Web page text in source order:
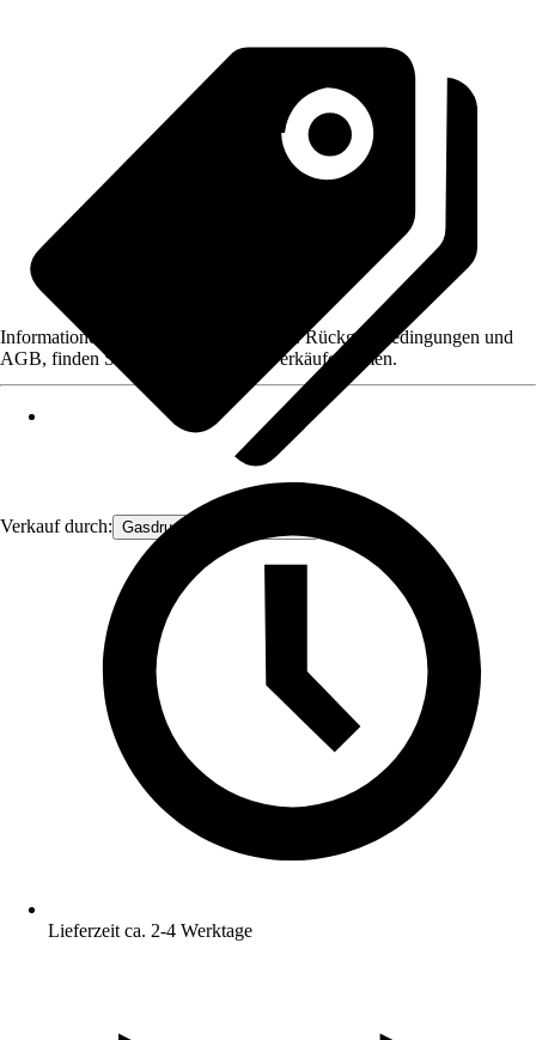
Verkauf durch: Gasdruckfeder Großhandel
Informationen des Verkäufers, wie z. B. Rückgabebedingungen und
AGB, finden Sie bei Klick auf den Verkäufernamen.
Lieferzeit ca. 2-4 Werktage